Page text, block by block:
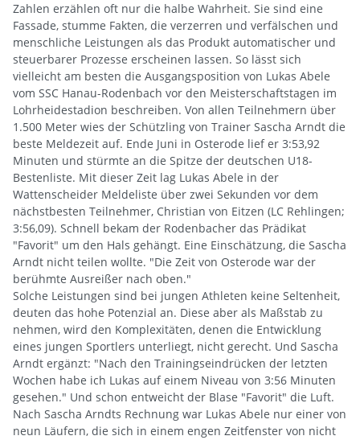
Zahlen erzählen oft nur die halbe Wahrheit. Sie sind eine
Fassade, stumme Fakten, die verzerren und verfälschen und
menschliche Leistungen als das Produkt automatischer und
steuerbarer Prozesse erscheinen lassen. So lässt sich
vielleicht am besten die Ausgangsposition von Lukas Abele
vom SSC Hanau-Rodenbach vor den Meisterschaftstagen im
Lohrheidestadion beschreiben. Von allen Teilnehmern über
1.500 Meter wies der Schützling von Trainer Sascha Arndt die
beste Meldezeit auf. Ende Juni in Osterode lief er 3:53,92
Minuten und stürmte an die Spitze der deutschen U18-
Bestenliste. Mit dieser Zeit lag Lukas Abele in der
Wattenscheider Meldeliste über zwei Sekunden vor dem
nächstbesten Teilnehmer, Christian von Eitzen (LC Rehlingen;
3:56,09). Schnell bekam der Rodenbacher das Prädikat
"Favorit" um den Hals gehängt. Eine Einschätzung, die Sascha
Arndt nicht teilen wollte. "Die Zeit von Osterode war der
berühmte Ausreißer nach oben."
Solche Leistungen sind bei jungen Athleten keine Seltenheit,
deuten das hohe Potenzial an. Diese aber als Maßstab zu
nehmen, wird den Komplexitäten, denen die Entwicklung
eines jungen Sportlers unterliegt, nicht gerecht. Und Sascha
Arndt ergänzt: "Nach den Trainingseindrücken der letzten
Wochen habe ich Lukas auf einem Niveau von 3:56 Minuten
gesehen." Und schon entweicht der Blase "Favorit" die Luft.
Nach Sascha Arndts Rechnung war Lukas Abele nur einer von
neun Läufern, die sich in einem engen Zeitfenster von nicht